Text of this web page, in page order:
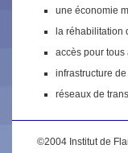
une économie
la réhabilitation
accès pour
infrastructure
réseaux de
©2004 Institut de